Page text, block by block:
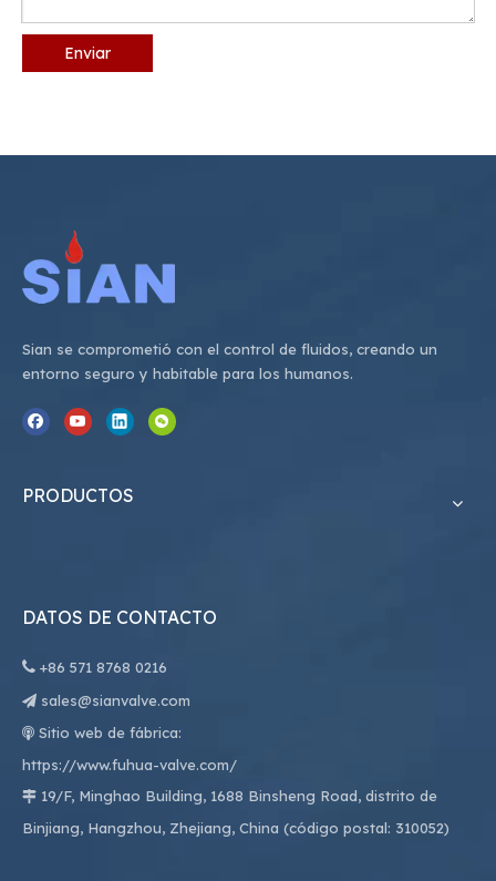
Enviar
Sian se comprometió con el control de fluidos, creando un
entorno seguro y habitable para los humanos.
PRODUCTOS
DATOS DE CONTACTO
 +86 571 8768 0216
 sales@sianvalve.com
 Sitio web de fábrica:
https://www.fuhua-valve.com/
 19/F, Minghao Building, 1688 Binsheng Road, distrito de
Binjiang, Hangzhou, Zhejiang, China (código postal: 310052)